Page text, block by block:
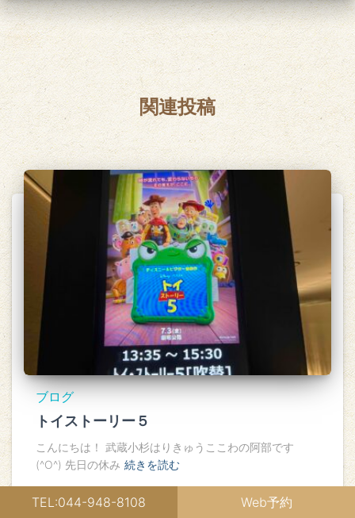
TEL:044-948-8108 Web予約
関連投稿
ブログ
トイストーリー５
こんにちは！ 武蔵小杉はりきゅうここわの阿部です
(^O^) 先日の休み 続きを読む